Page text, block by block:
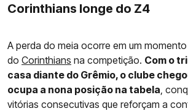
Corinthians longe do Z4
A perda do meia ocorre em um
do Corinthians na competição. Com o
casa diante do Grêmio, o clube
ocupa a nona posição na tabela ,
vitórias consecutivas que reforçam a